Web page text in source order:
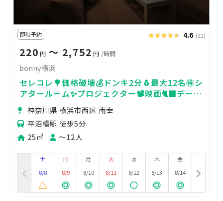
即時予約 ★★★★★
★★★★★ 4.6 (32)
220 円 〜 2,752 円 /時間
bonny横浜
セレコレ🌳価格破壊💰ドンキ2分🐧最大12名🉐シ
アタールーム✨プロジェクター📽️映画🐈‍⬛デート
💓ゲーム🎮女子会💗推し活🌟bonny横浜
神奈川県 横浜市西区 南幸
平沼橋駅 徒歩5分
25㎡
〜12人
土
8/8
日
8/9
月
8/10
火
8/11
水
8/12
木
8/13
金
8/14